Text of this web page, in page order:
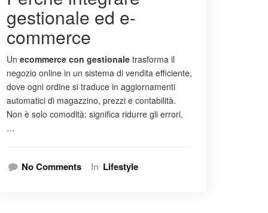
gestionale ed e-
commerce
Un ecommerce con gestionale trasforma il
negozio online in un sistema di vendita efficiente,
dove ogni ordine si traduce in aggiornamenti
automatici di magazzino, prezzi e contabilità.
Non è solo comodità: significa ridurre gli errori,
…
No Comments In Lifestyle